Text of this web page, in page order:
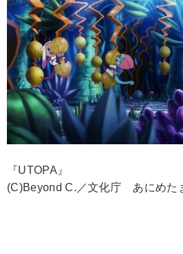
『UTOPA』
(C)Beyond C.／文化庁 あにめ